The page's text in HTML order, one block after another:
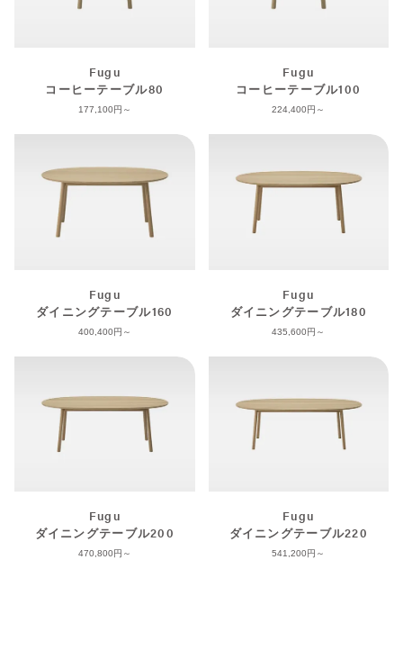
Fugu
コーヒーテーブル80
177,100
Fugu
コーヒーテーブル100
224,400
Fugu
ダイニングテーブル160
400,400
Fugu
ダイニングテーブル180
435,600
Fugu
ダイニングテーブル200
470,800
Fugu
ダイニングテーブル220
541,200